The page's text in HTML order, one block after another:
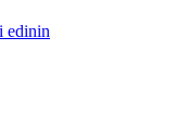
edinin